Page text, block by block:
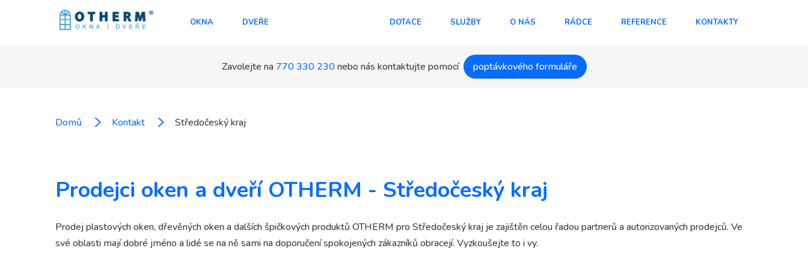
OKNA DVEŘE DOTACE SLUŽBY O NÁS RÁDCE REFERENCE KONTAKTY
Zavolejte na 770 330 230 nebo nás kontaktujte pomocí poptávkového formuláře
Domů Kontakt Středočeský kraj
Prodejci oken a dveří OTHERM - Středočeský kraj
Prodej plastových oken, dřevěných oken a dalších špičkových produktů OTHERM pro Středočeský kraj je zajištěn celou řadou partnerů a autorizovaných prodejců. Ve
své oblasti mají dobré jméno a lidé se na ně sami na doporučení spokojených zákazníků obracejí. Vyzkoušejte to i vy.